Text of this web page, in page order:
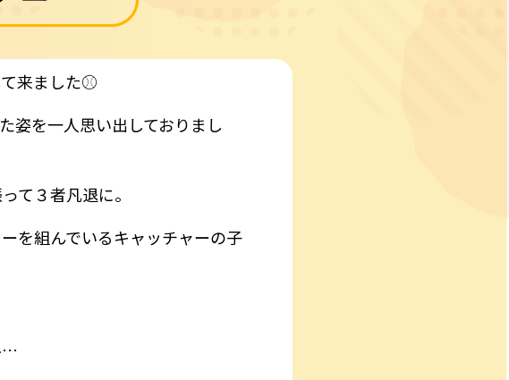
来ました⚾
姿を一人思い出しておりまし
て３者凡退に。
を組んでいるキャッチャーの子
…